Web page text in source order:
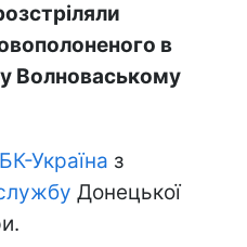
в
Волноваському
Україна з
Донецької